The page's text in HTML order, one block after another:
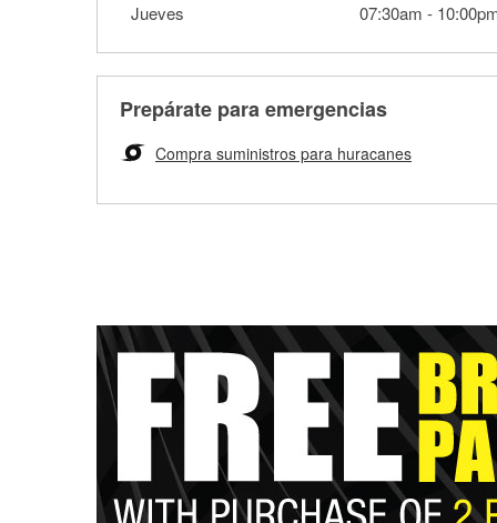
Jueves
07:30am -
Prepárate para emergencias
Compra suministros para huracanes